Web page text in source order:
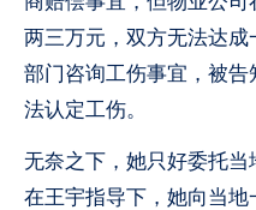
两三万元，双方无法达
部门咨询工伤事宜，被
法认定工伤。
无奈之下，她只好委托当
在王宇指导下，她向当